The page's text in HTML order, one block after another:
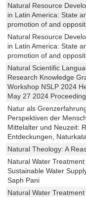
Natural Resource
in Latin America: State
promotion of and
Natural Resource
in Latin America: State
promotion of and
Natural Scientific
Research Knowledge
Workshop NSLP 2024
May 27 2024
Natur als
Perspektiven der
Mittelalter und Neuzeit:
Entdeckungen,
Natural Theology: A
Natural Water
Sustainable Water
Saph Pani
Natural Water